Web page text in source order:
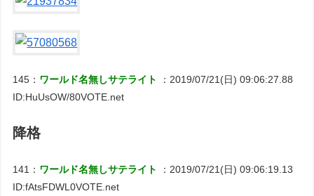
145： ワールド名無しサテライト
：2019/07/21(日) 09:06:27.88
ID:HuUsOW/80VOTE.net
降格
141： ワールド名無しサテライト
：2019/07/21(日) 09:06:19.13
ID:fAtsFDWL0VOTE.net